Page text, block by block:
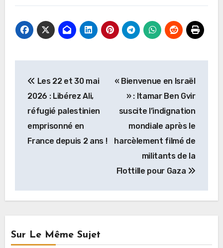
de
l’article
Les 22 et 30 mai
2026 : Libérez Ali,
réfugié palestinien
emprisonné en
France depuis 2 ans !
« Bienvenue en Israël
» : Itamar Ben Gvir
suscite l’indignation
mondiale après le
harcèlement filmé de
militants de la
Flottille pour Gaza
Sur Le Même Sujet